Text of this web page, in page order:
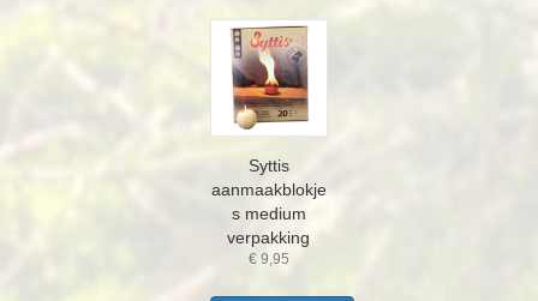
Syttis
aanmaakblokje
s medium
verpakking
€9,95